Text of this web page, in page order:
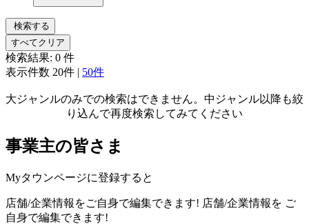
検索する
すべてクリア
検索結果: 0 件
表示件数 20件 | 50件
大ジャンルのみでの検索はできません。中ジャンル以降も絞
り込んで再度検索してみてください
事業主の皆さま
Myタウンページに登録すると
店舗/企業情報をご自身で編集できます! 店舗/企業情報を ご
自身で編集できます!